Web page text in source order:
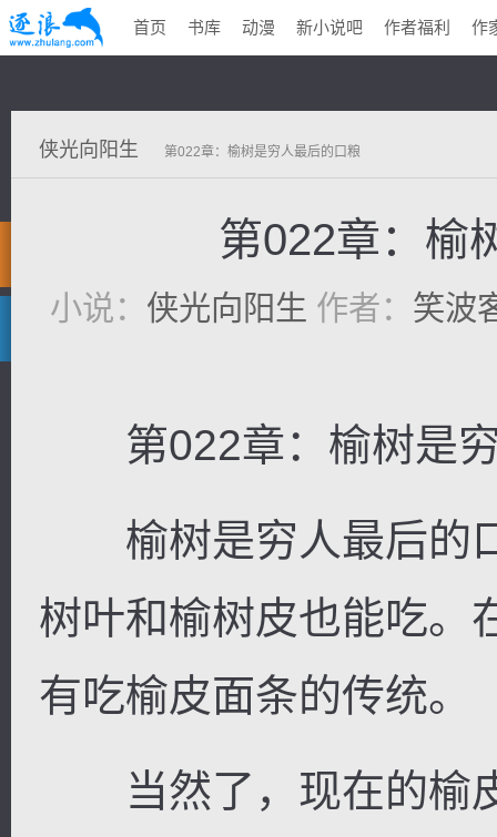
首页 书库 动漫 新小说吧 作者福利 作
侠光向阳生 第022章：榆树是穷人最后的口粮
第022章：榆
小说： 侠光向阳生 作者： 笑波
第022章：榆树是穷
榆树是穷人最后的
树叶和榆树皮也能吃。
有吃榆皮面条的传统。
当然了，现在的榆